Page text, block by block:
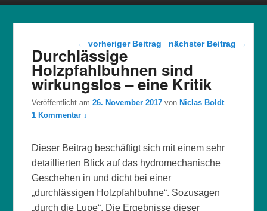
Beitragsnavigation
← vorheriger Beitrag nächster Beitrag →
Durchlässige
Holzpfahlbuhnen sind
wirkungslos – eine Kritik
Veröffentlicht am26. November 2017 vonNiclas Boldt —
1 Kommentar ↓
Dieser Beitrag beschäftigt sich mit einem sehr
detaillierten Blick auf das hydromechanische
Geschehen in und dicht bei einer
„durchlässigen Holzpfahlbuhne“. Sozusagen
„durch die Lupe“. Die Ergebnisse dieser